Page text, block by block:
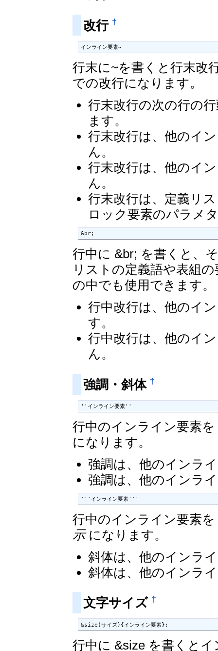
改行 †
インライン要素~
行末に~を書くと行末改
での改行になります。
行末改行の次の行の
ます。
行末改行は、他のイ
ん。
行末改行は、他のイ
ん。
行末改行は、定義リ
ロック要素のパラメ
&br;
行中に &br; を書くと、
リストの定義語や表組
の中でも使用できます。
行中改行は、他のイ
す。
行中改行は、他のイ
ん。
強調・斜体 †
''インライン要素''
行中のインライン要素
になります。
強調は、他のインラ
強調は、他のインラ
'''インライン要素'''
行中のインライン要素
示になります。
斜体は、他のインラ
斜体は、他のインラ
文字サイズ †
&size(サイズ){インライン要素};
行中に &size を書くと